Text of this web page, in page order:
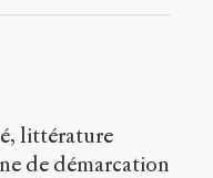
littérature
de démarcation